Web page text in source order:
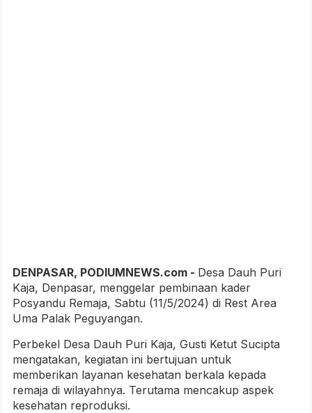
DENPASAR, PODIUMNEWS.com - Desa Dauh Puri
Kaja, Denpasar, menggelar pembinaan kader
Posyandu Remaja, Sabtu (11/5/2024) di Rest Area
Uma Palak Peguyangan.
Perbekel Desa Dauh Puri Kaja, Gusti Ketut Sucipta
mengatakan, kegiatan ini bertujuan untuk
memberikan layanan kesehatan berkala kepada
remaja di wilayahnya. Terutama mencakup aspek
kesehatan reproduksi.